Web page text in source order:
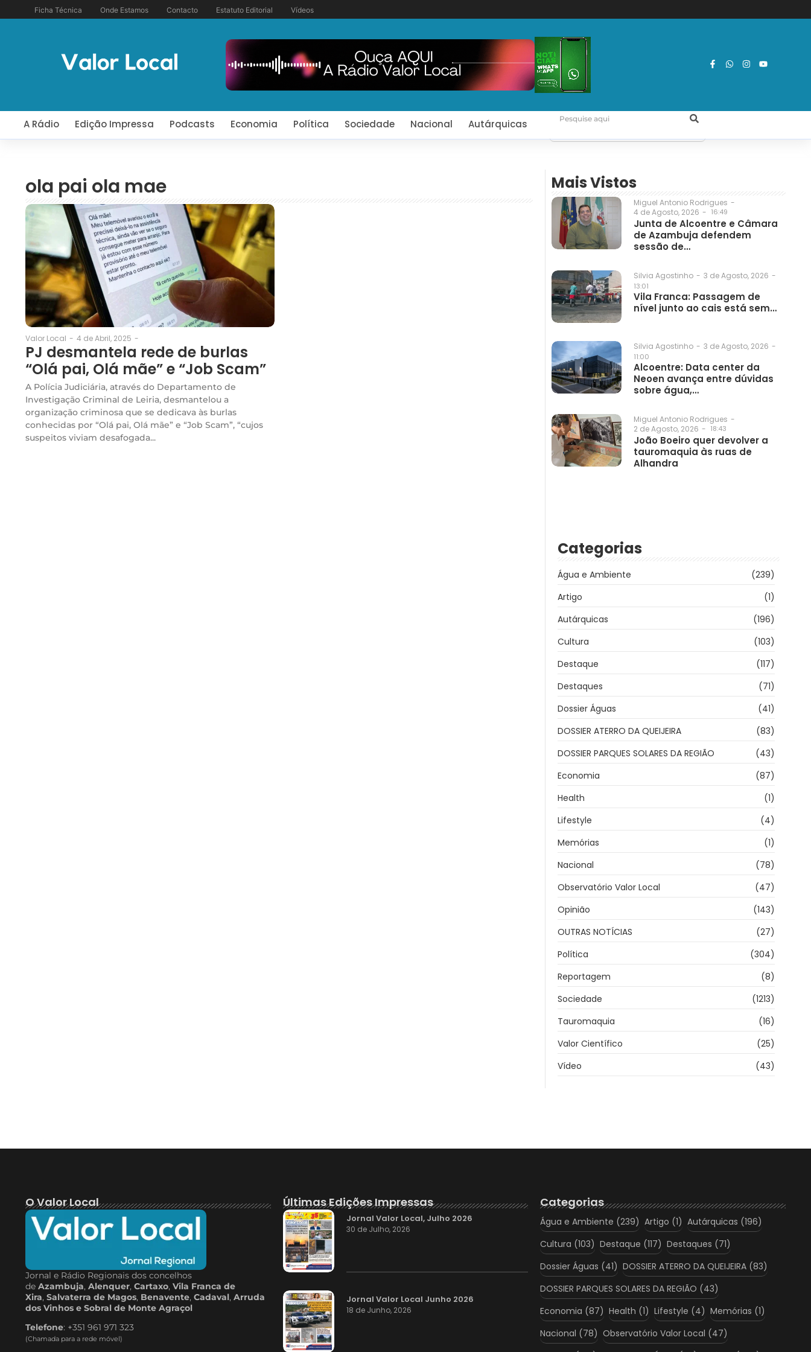
Ficha Técnica Onde Estamos Contacto Estatuto Editorial Vídeos
A Rádio Edição Impressa Podcasts Economia Política Sociedade Nacional Autárquicas
ola pai ola mae
Valor Local - 4 de Abril, 2025 -
PJ desmantela rede de burlas
“Olá pai, Olá mãe” e “Job Scam”
A Polícia Judiciária, através do Departamento de
Investigação Criminal de Leiria, desmantelou a
organização criminosa que se dedicava às burlas
conhecidas por “Olá pai, Olá mãe” e “Job Scam”, “cujos
suspeitos viviam desafogada...
Mais Vistos
Miguel Antonio Rodrigues -
4 de Agosto, 2026 - 16:49
Junta de Alcoentre e Câmara
de Azambuja defendem
sessão de…
Silvia Agostinho - 3 de Agosto, 2026 -
13:01
Vila Franca: Passagem de
nível junto ao cais está sem…
Silvia Agostinho - 3 de Agosto, 2026 -
11:00
Alcoentre: Data center da
Neoen avança entre dúvidas
sobre água,…
Miguel Antonio Rodrigues -
2 de Agosto, 2026 - 18:43
João Boeiro quer devolver a
tauromaquia às ruas de
Alhandra
Categorias
Água e Ambiente
(239)
Artigo
(1)
Autárquicas
(196)
Cultura
(103)
Destaque
(117)
Destaques
(71)
Dossier Águas
(41)
DOSSIER ATERRO DA QUEIJEIRA
(83)
DOSSIER PARQUES SOLARES DA REGIÃO
(43)
Economia
(87)
Health
(1)
Lifestyle
(4)
Memórias
(1)
Nacional
(78)
Observatório Valor Local
(47)
Opinião
(143)
OUTRAS NOTÍCIAS
(27)
Política
(304)
Reportagem
(8)
Sociedade
(1213)
Tauromaquia
(16)
Valor Científico
(25)
Vídeo
(43)
O Valor Local
Jornal e Rádio Regionais dos concelhos
de Azambuja, Alenquer, Cartaxo, Vila Franca de
Xira, Salvaterra de Magos, Benavente, Cadaval, Arruda
dos Vinhos e Sobral de Monte Agraçol
Telefone: +351 961 971 323
(Chamada para a rede móvel)
Últimas Edições Impressas
Jornal Valor Local, Julho 2026
30 de Julho, 2026
Jornal Valor Local Junho 2026
18 de Junho, 2026
Categorias
Água e Ambiente (239) Artigo (1) Autárquicas (196)
Cultura (103) Destaque (117) Destaques (71)
Dossier Águas (41) DOSSIER ATERRO DA QUEIJEIRA (83)
DOSSIER PARQUES SOLARES DA REGIÃO (43)
Economia (87) Health (1) Lifestyle (4) Memórias (1)
Nacional (78) Observatório Valor Local (47)